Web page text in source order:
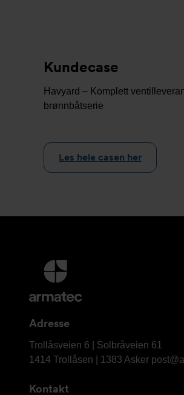
Kundecase
Havyard – Komplett
brønnbåtserie
Les hele casen her
Mer
informasjon
og
Adresse
Armatec
AS
Trollåsveien 6 | Solbråveien 61
1414 Trollåsen | 1383 Asker
Kontakt